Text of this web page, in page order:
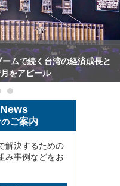
ムで続く台湾の経済成長と
をアピール
のご案内
解決するための
み事例などをお